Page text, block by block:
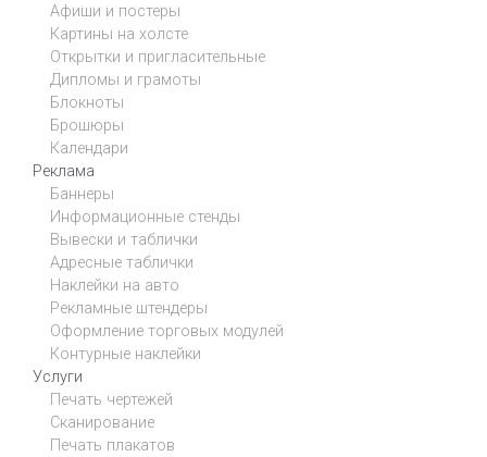
Афиши и постеры
Картины на холсте
Открытки и пригласительные
Дипломы и грамоты
Блокноты
Брошюры
Календари
Реклама
Баннеры
Информационные стенды
Вывески и таблички
Адресные таблички
Наклейки на авто
Рекламные штендеры
Оформление торговых модулей
Контурные наклейки
Услуги
Печать чертежей
Сканирование
Печать плакатов